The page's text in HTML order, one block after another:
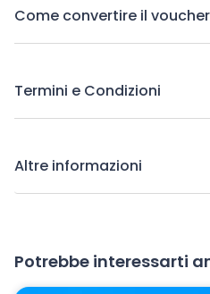
Come convertire il
Termini e Condizioni
Altre informazioni
Potrebbe interessarti